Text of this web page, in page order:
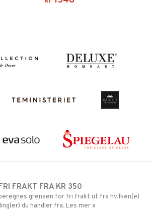
FRAKT FRA KR 350
grensen for fri frakt ut fra hvilken(e)
du handler fra. Les mer »